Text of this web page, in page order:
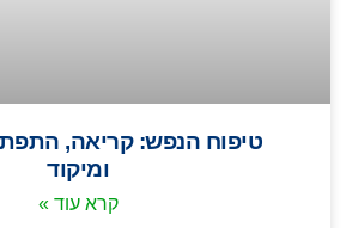
טיפוח הנפש: קריאה,
ומיקוד
קרא עוד »